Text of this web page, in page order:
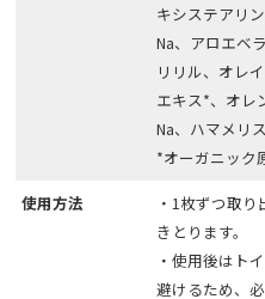
キシステアリ
Na、アロエベ
リリル、オレ
エキス*、オレ
Na、ハマメリ
*オーガニック
使用方法
・1枚ずつ取
きとります。
・使用後はト
避けるため、